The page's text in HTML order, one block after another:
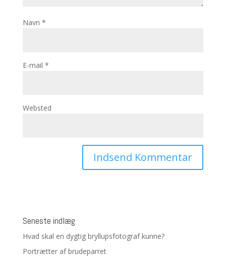
Navn *
E-mail *
Websted
Seneste indlæg
Hvad skal en dygtig bryllupsfotograf kunne?
Portrætter af brudeparret